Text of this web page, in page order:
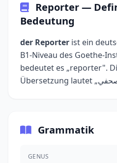
Reporter —
Bedeutung
der Reporter ist ein
B1-Niveau des Goethe-
bedeutet es „reporter".
Grammatik
GENUS